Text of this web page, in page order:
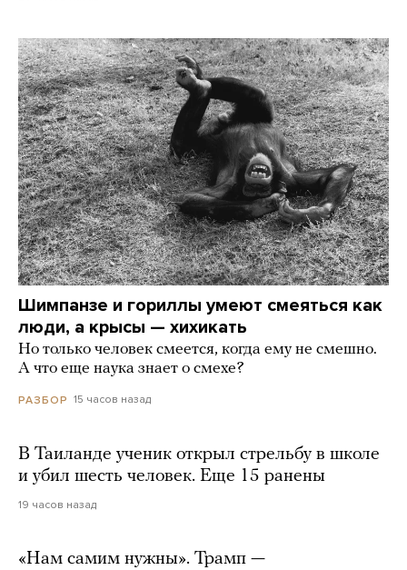
Шимпанзе и гориллы умеют смеяться как
люди, а крысы — хихикать
Но только человек смеется, когда ему не смешно.
А что еще наука знает о смехе?
РАЗБОР 15 часов назад
В Таиланде ученик открыл стрельбу в школе
и убил шесть человек. Еще 15 ранены
19 часов назад
«Нам самим нужны». Трамп —